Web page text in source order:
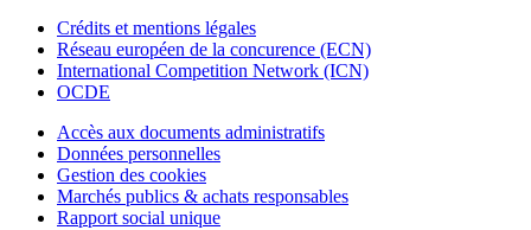
Crédits et mentions légales
Réseau européen de la concurence (ECN)
International Competition Network (ICN)
OCDE
Accès aux documents administratifs
Données personnelles
Gestion des cookies
Marchés publics & achats responsables
Rapport social unique